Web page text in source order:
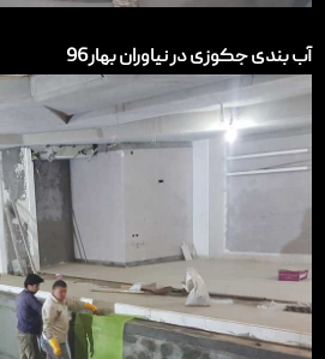
آب بندی جکوزی در نیاوران بهار96